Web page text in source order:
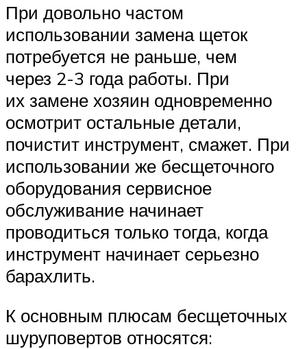
При довольно частом
использовании замена щеток
потребуется не раньше, чем
через 2-3 года работы. При
их замене хозяин одновременно
осмотрит остальные детали,
почистит инструмент, смажет. При
использовании же бесщеточного
оборудования сервисное
обслуживание начинает
проводиться только тогда, когда
инструмент начинает серьезно
барахлить.
К основным плюсам бесщеточных
шуруповертов относятся: